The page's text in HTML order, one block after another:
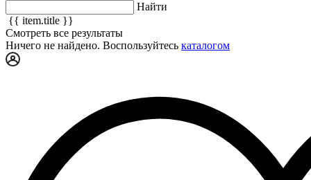
Найти
{{ item.title }}
Смотреть все результаты
Ничего не найдено. Воспользуйтесь каталогом